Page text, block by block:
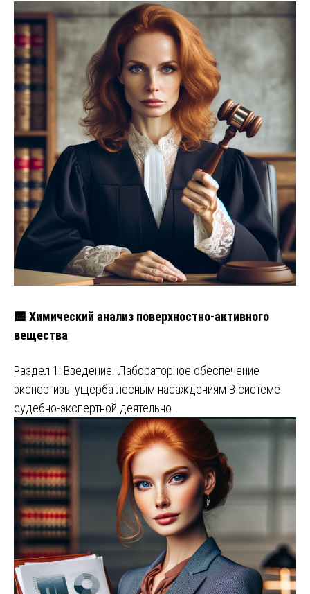
🟨 Химический анализ поверхностно-активного
вещества
Раздел 1: Введение. Лабораторное обеспечение
экспертизы ущерба лесным насаждениям В системе
судебно-экспертной деятельно…